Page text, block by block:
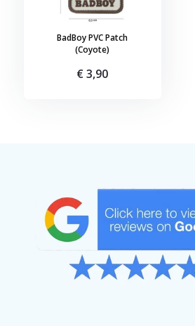
BadBoy PVC Patch
(Coyote)
€ 3,90